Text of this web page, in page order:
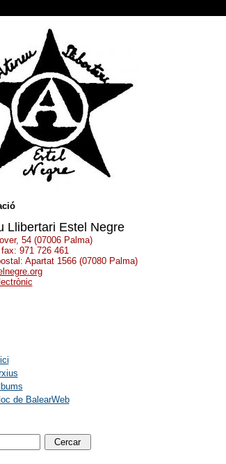
Llibertari Estel Negre
54 (07006 Palma)
971 726 461
Apartat 1566 (07080 Palma)
de BalearWeb